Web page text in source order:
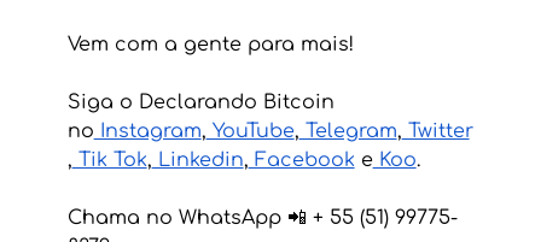
Vem com a gente para mais!
Siga o Declarando Bitcoin
no Instagram, YouTube, Telegram, Twitter
, Tik Tok, Linkedin, Facebook e Koo.
Chama no WhatsApp 📲 + 55 (51) 99775-